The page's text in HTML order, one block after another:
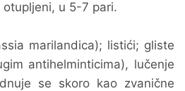
u 5-7 pari.
marilandica); listići; gliste
antihelminticima), lučenje
se skoro kao zvanične